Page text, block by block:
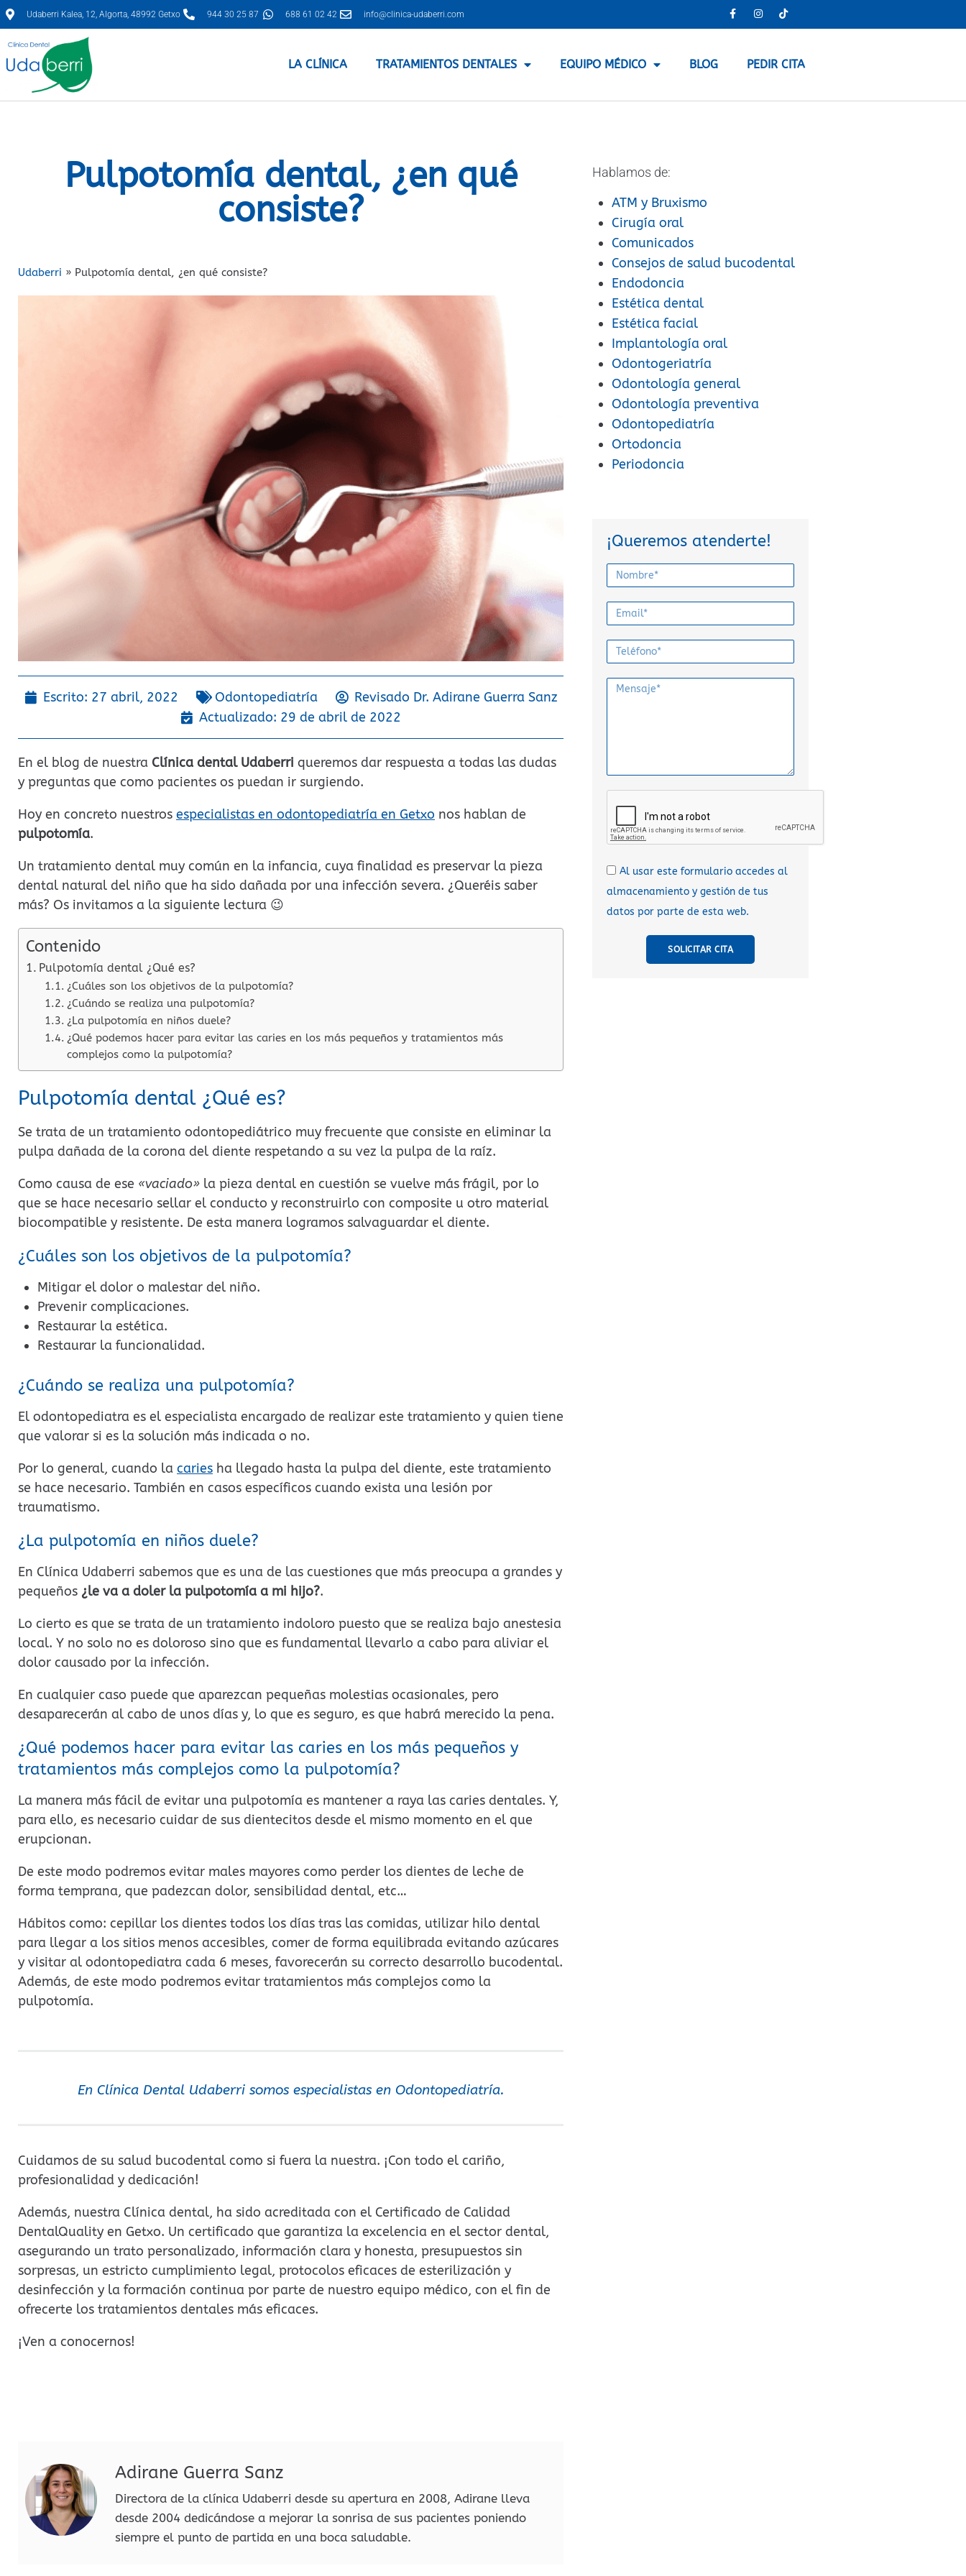
Udaberri Kalea, 12, Algorta, 48992 Getxo 944 30 25 87 688 61 02 42 info@clinica-udaberri.com
LA CLÍNICA TRATAMIENTOS DENTALES EQUIPO MÉDICO BLOG PEDIR CITA
Pulpotomía dental, ¿en qué
consiste?
Udaberri » Pulpotomía dental, ¿en qué consiste?
Escrito: 27 abril, 2022 Odontopediatría Revisado Dr. Adirane Guerra Sanz
Actualizado: 29 de abril de 2022
En el blog de nuestra Clínica dental Udaberri queremos dar respuesta a todas las dudas
y preguntas que como pacientes os puedan ir surgiendo.
Hoy en concreto nuestros especialistas en odontopediatría en Getxo nos hablan de
pulpotomía.
Un tratamiento dental muy común en la infancia, cuya finalidad es preservar la pieza
dental natural del niño que ha sido dañada por una infección severa. ¿Queréis saber
más? Os invitamos a la siguiente lectura 😉
Contenido
Pulpotomía dental ¿Qué es?
¿Cuáles son los objetivos de la pulpotomía?
¿Cuándo se realiza una pulpotomía?
¿La pulpotomía en niños duele?
¿Qué podemos hacer para evitar las caries en los más pequeños y tratamientos más
complejos como la pulpotomía?
Pulpotomía dental ¿Qué es?
Se trata de un tratamiento odontopediátrico muy frecuente que consiste en eliminar la
pulpa dañada de la corona del diente respetando a su vez la pulpa de la raíz.
Como causa de ese «vaciado» la pieza dental en cuestión se vuelve más frágil, por lo
que se hace necesario sellar el conducto y reconstruirlo con composite u otro material
biocompatible y resistente. De esta manera logramos salvaguardar el diente.
¿Cuáles son los objetivos de la pulpotomía?
Mitigar el dolor o malestar del niño.
Prevenir complicaciones.
Restaurar la estética.
Restaurar la funcionalidad.
¿Cuándo se realiza una pulpotomía?
El odontopediatra es el especialista encargado de realizar este tratamiento y quien tiene
que valorar si es la solución más indicada o no.
Por lo general, cuando la caries ha llegado hasta la pulpa del diente, este tratamiento
se hace necesario. También en casos específicos cuando exista una lesión por
traumatismo.
¿La pulpotomía en niños duele?
En Clínica Udaberri sabemos que es una de las cuestiones que más preocupa a grandes y
pequeños ¿le va a doler la pulpotomía a mi hijo?.
Lo cierto es que se trata de un tratamiento indoloro puesto que se realiza bajo anestesia
local. Y no solo no es doloroso sino que es fundamental llevarlo a cabo para aliviar el
dolor causado por la infección.
En cualquier caso puede que aparezcan pequeñas molestias ocasionales, pero
desaparecerán al cabo de unos días y, lo que es seguro, es que habrá merecido la pena.
¿Qué podemos hacer para evitar las caries en los más pequeños y
tratamientos más complejos como la pulpotomía?
La manera más fácil de evitar una pulpotomía es mantener a raya las caries dentales. Y,
para ello, es necesario cuidar de sus dientecitos desde el mismo momento en el que
erupcionan.
De este modo podremos evitar males mayores como perder los dientes de leche de
forma temprana, que padezcan dolor, sensibilidad dental, etc…
Hábitos como: cepillar los dientes todos los días tras las comidas, utilizar hilo dental
para llegar a los sitios menos accesibles, comer de forma equilibrada evitando azúcares
y visitar al odontopediatra cada 6 meses, favorecerán su correcto desarrollo bucodental.
Además, de este modo podremos evitar tratamientos más complejos como la
pulpotomía.
En Clínica Dental Udaberri somos especialistas en Odontopediatría.
Cuidamos de su salud bucodental como si fuera la nuestra. ¡Con todo el cariño,
profesionalidad y dedicación!
Además, nuestra Clínica dental, ha sido acreditada con el Certificado de Calidad
DentalQuality en Getxo. Un certificado que garantiza la excelencia en el sector dental,
asegurando un trato personalizado, información clara y honesta, presupuestos sin
sorpresas, un estricto cumplimiento legal, protocolos eficaces de esterilización y
desinfección y la formación continua por parte de nuestro equipo médico, con el fin de
ofrecerte los tratamientos dentales más eficaces.
¡Ven a conocernos!
Adirane Guerra Sanz
Directora de la clínica Udaberri desde su apertura en 2008, Adirane lleva
desde 2004 dedicándose a mejorar la sonrisa de sus pacientes poniendo
siempre el punto de partida en una boca saludable.
Hablamos de:
ATM y Bruxismo
Cirugía oral
Comunicados
Consejos de salud bucodental
Endodoncia
Estética dental
Estética facial
Implantología oral
Odontogeriatría
Odontología general
Odontología preventiva
Odontopediatría
Ortodoncia
Periodoncia
¡Queremos atenderte!
Al usar este formulario accedes al
almacenamiento y gestión de tus
datos por parte de esta web.
SOLICITAR CITA